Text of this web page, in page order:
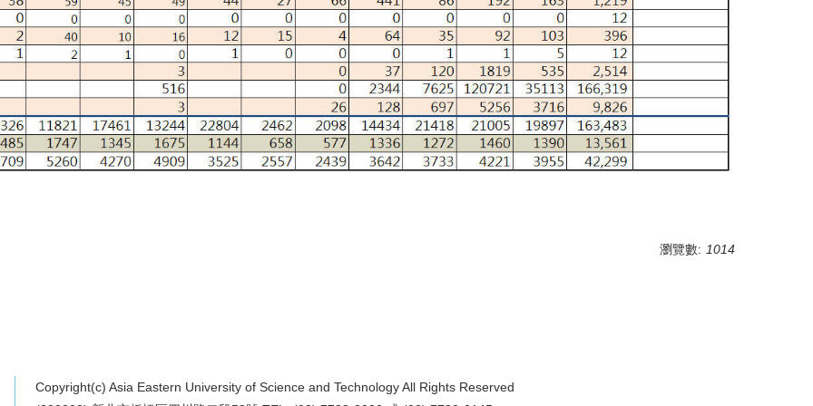
瀏覽數: 1014
Copyright(c) Asia Eastern University of Science and Technology All Rights Reserved